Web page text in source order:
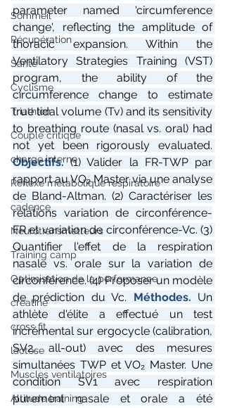
Sommeil
Récupération
Santé
Cyclisme
Triathlon
Couple critique
charge interne
Réflexe métabolique respiratoire
cadence
Neurotransmetteurs
Training camp
Optimisation de la performance
créatine
cross fit
lactose
Muscles ventilatoires
Altitude training
parameter named 'circumference
change', reflecting the amplitude of
thoracic expansion. Within the
Ventilatory Strategies Training (VST)
program, the ability of the
circumference change to estimate
true tidal volume (Tv) and its sensitivity
to breathing route (nasal vs. oral) had
not yet been rigorously evaluated.
Objectifs. (1) Valider la FR-TWP par
rapport au VO₂ Master via une analyse
de Bland-Altman. (2) Caractériser les
relations variation de circonférence-
FR et variation de circonférence-Vc. (3)
Quantifier l'effet de la respiration
nasale vs. orale sur la variation de
circonférence. (4) Proposer un modèle
de prédiction du Vc. Méthodes. Un
athlète d'élite a effectué un test
incrémental sur ergocycle (calibration,
SV2, all-out) avec des mesures
simultanées TWP et VO₂ Master. Une
condition SV1 avec respiration
purement nasale et orale a été